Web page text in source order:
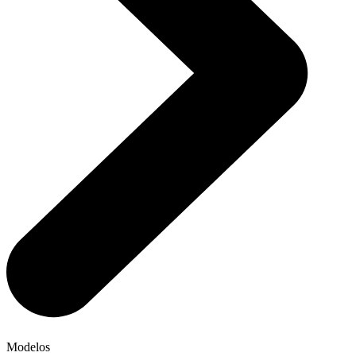
Modelos